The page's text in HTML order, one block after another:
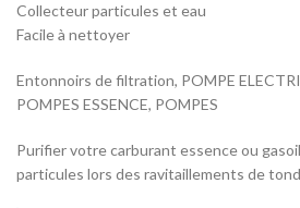
Collecteur particules et eau
Facile à nettoyer
Entonnoirs de filtration, POMPE
POMPES ESSENCE, POMPES
Purifier votre carburant essence ou gasoil
particules lors des ravitaillements de